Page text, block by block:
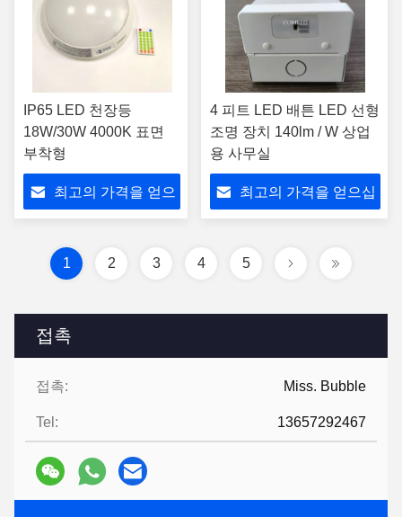
접촉
접촉: Miss. Bubble
Tel: 13657292467
IP65 LED 천장등
18W/30W 4000K 표면
부착형
최고의 가격을 얻으
4 피트 LED 배튼 LED 선형
조명 장치 140lm / W 상업
용 사무실
최고의 가격을 얻으십
1 2 3 4 5